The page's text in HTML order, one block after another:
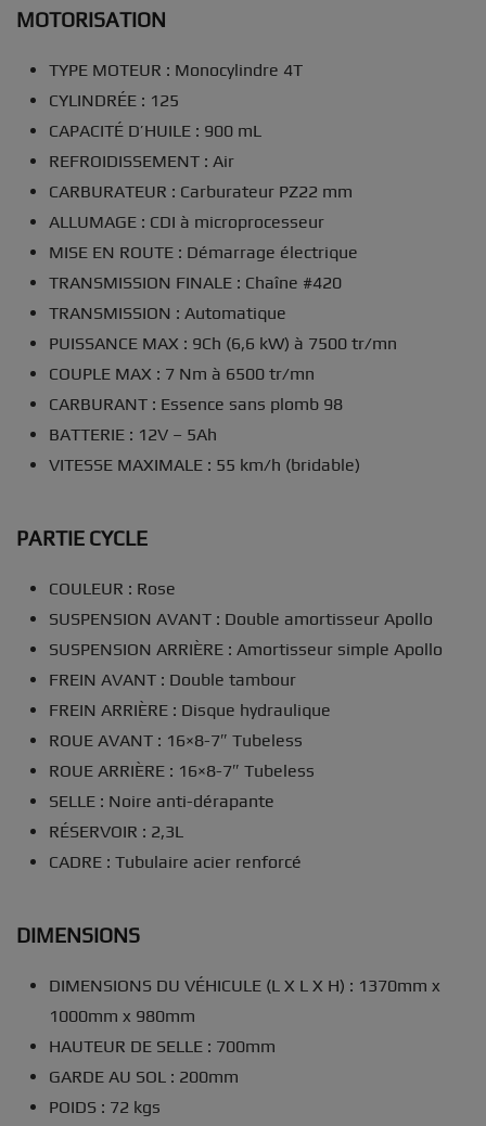
MOTORISATION
TYPE MOTEUR : Monocylindre 4T
CYLINDRÉE : 125
CAPACITÉ D’HUILE : 900 mL
REFROIDISSEMENT : Air
CARBURATEUR : Carburateur PZ22 mm
ALLUMAGE : CDI à microprocesseur
MISE EN ROUTE : Démarrage électrique
TRANSMISSION FINALE : Chaîne #420
TRANSMISSION : Automatique
PUISSANCE MAX : 9Ch (6,6 kW) à 7500 tr/mn
COUPLE MAX : 7 Nm à 6500 tr/mn
CARBURANT : Essence sans plomb 98
BATTERIE : 12V – 5Ah
VITESSE MAXIMALE : 55 km/h (bridable)
PARTIE CYCLE
COULEUR : Rose
SUSPENSION AVANT : Double amortisseur Apollo
SUSPENSION ARRIÈRE : Amortisseur simple Apollo
FREIN AVANT : Double tambour
FREIN ARRIÈRE : Disque hydraulique
ROUE AVANT : 16×8-7″ Tubeless
ROUE ARRIÈRE : 16×8-7″ Tubeless
SELLE : Noire anti-dérapante
RÉSERVOIR : 2,3L
CADRE : Tubulaire acier renforcé
DIMENSIONS
DIMENSIONS DU VÉHICULE (L X L X H) : 1370mm x
1000mm x 980mm
HAUTEUR DE SELLE : 700mm
GARDE AU SOL : 200mm
POIDS : 72 kgs